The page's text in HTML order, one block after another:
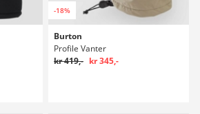
-18%
Burton
Profile Vanter
kr 419,- kr 345,-